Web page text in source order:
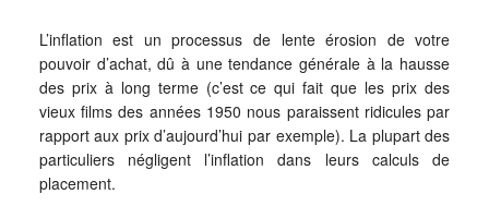
L’inflation est un processus de lente érosion de votre
pouvoir d’achat, dû à une tendance générale à la hausse
des prix à long terme (c’est ce qui fait que les prix des
vieux films des années 1950 nous paraissent ridicules par
rapport aux prix d’aujourd’hui par exemple). La plupart des
particuliers négligent l’inflation dans leurs calculs de
placement.